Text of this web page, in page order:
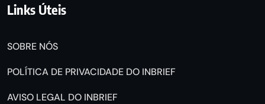
Links Úteis
SOBRE NÓS
POLÍTICA DE PRIVACIDADE DO INBRIEF
AVISO LEGAL DO INBRIEF